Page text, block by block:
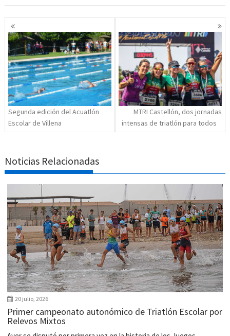
Navegación
de
entradas
Segunda edición del Acuatlón
Escolar de Villena
MTRI Castellón, dos jornadas
intensas de triatlón para todos
Noticias Relacionadas
20 julio, 2026
Primer campeonato autonómico de Triatlón Escolar por
Relevos Mixtos